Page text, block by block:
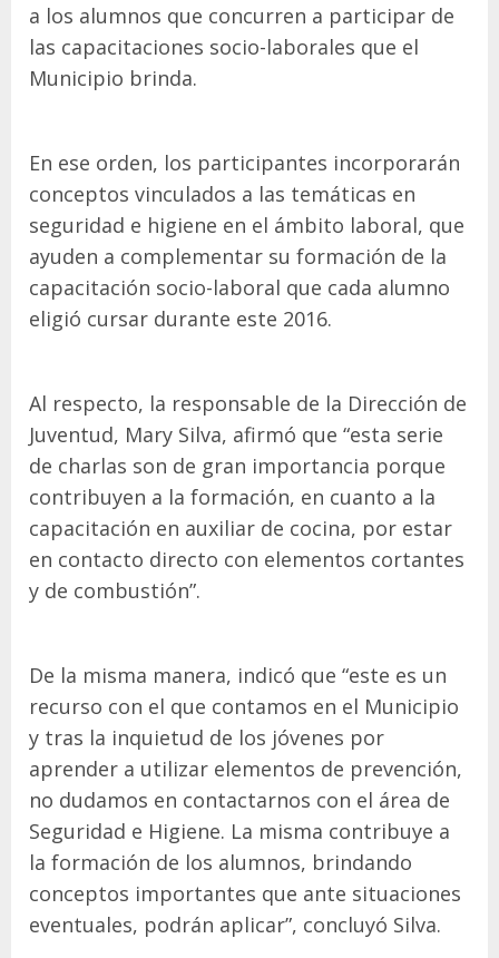
a los alumnos que concurren a participar de
las capacitaciones socio-laborales que el
Municipio brinda.
En ese orden, los participantes incorporarán
conceptos vinculados a las temáticas en
seguridad e higiene en el ámbito laboral, que
ayuden a complementar su formación de la
capacitación socio-laboral que cada alumno
eligió cursar durante este 2016.
Al respecto, la responsable de la Dirección de
Juventud, Mary Silva, afirmó que “esta serie
de charlas son de gran importancia porque
contribuyen a la formación, en cuanto a la
capacitación en auxiliar de cocina, por estar
en contacto directo con elementos cortantes
y de combustión”.
De la misma manera, indicó que “este es un
recurso con el que contamos en el Municipio
y tras la inquietud de los jóvenes por
aprender a utilizar elementos de prevención,
no dudamos en contactarnos con el área de
Seguridad e Higiene. La misma contribuye a
la formación de los alumnos, brindando
conceptos importantes que ante situaciones
eventuales, podrán aplicar”, concluyó Silva.